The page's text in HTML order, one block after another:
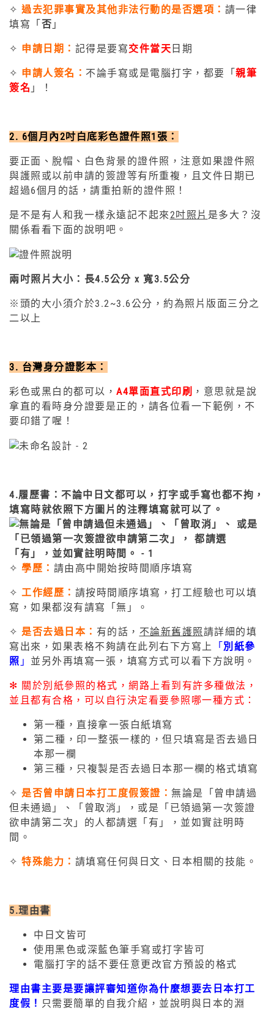
✧ 過去犯罪事實及其他非法行動的是否選項： 請一律
填寫「 否 」
✧ 申請日期： 記得是要寫交件當天 日期
✧ 申請人簽名： 不論手寫或是電腦打字，都要「 親筆
簽名 」！
2. 6個月內2吋白底彩色證件照1張：
要正面、脫帽、白色背景的證件照，注意如果證件照
與護照或以前申請的簽證等有所重複，且文件日期已
超過6個月的話，請重拍新的證件照！
是不是有人和我一樣永遠記不起來2吋照片 是多大？沒
關係看看下面的說明吧。
兩吋照片大小：長4.5公分 x 寬3.5公分
※頭的大小須介於3.2~3.6公分，約為照片版面三分之
二以上
3. 台灣身分證影本：
彩色或黑白的都可以， A4單面直式印刷 ，意思就是說
拿直的看時身分證要是正的，請各位看一下範例，不
要印錯了喔！
4.履歷書：不論中日文都可以，打字或手寫也都不拘，
填寫時就依照下方圖片的注釋填寫就可以了。
✧ 學歷： 請由高中開始按時間順序填寫
✧ 工作經歷： 請按時間順序填寫，打工經驗也可以填
寫，如果都沒有請寫「無」。
✧ 是否去過日本： 有的話， 不論新舊護照請詳細的填
寫出來，如果表格不夠請在此列右下方寫上
「別 紙參
照 」 並另外再填寫一張，填寫方式可以看下方說明。
✻ 關於別紙參照的格式，網路上看到有許多種做法，
並且都有合格，可以自行決定看要參照哪一種方式：
第一種，直接拿一張白紙填寫
第二種，印一整張一樣的，但只填寫是否去過日
本那一欄
第三種，只複製是否去過日本那一欄的格式填寫
✧ 是否曾申請日本打工度假簽證： 無論是「曾申請過
但未通過」、「曾取消」，或是「已領過第一次簽證
欲申請第二次」的人都請選「有」，並如實註明時
間。
✧ 特殊能力： 請填寫任何與日文、日本相關的技能。
5.理由書
中日文皆可
使用黑色或深藍色筆手寫或打字皆可
電腦打字的話不要任意更改官方預設的格式
理由書主要是要讓評審知道你為什麼想要去日本打工
度假！ 只需要簡單的自我介紹，並說明與日本的淵